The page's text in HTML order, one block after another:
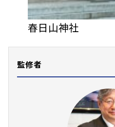
春日山神社
監修者